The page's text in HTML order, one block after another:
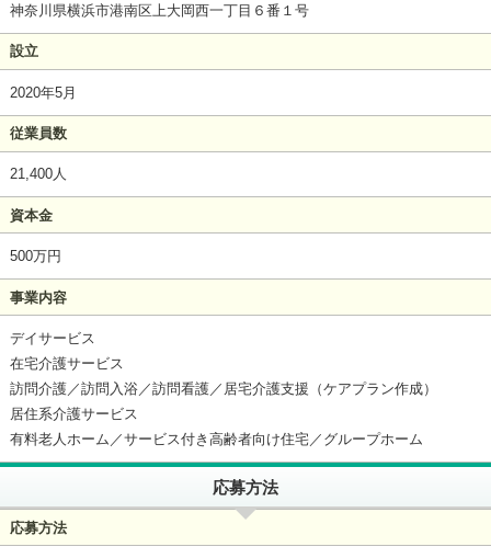
神奈川県横浜市港南区上大岡西一丁目６番１号
設立
2020年5月
従業員数
21,400人
資本金
500万円
事業内容
デイサービス
在宅介護サービス
訪問介護／訪問入浴／訪問看護／居宅介護支援（ケアプラン作成）
居住系介護サービス
有料老人ホーム／サービス付き高齢者向け住宅／グループホーム
応募方法
応募方法